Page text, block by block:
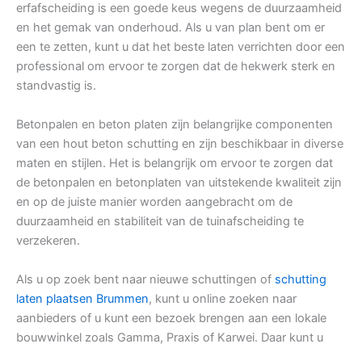
erfafscheiding is een goede keus wegens de duurzaamheid
en het gemak van onderhoud. Als u van plan bent om er
een te zetten, kunt u dat het beste laten verrichten door een
professional om ervoor te zorgen dat de hekwerk sterk en
standvastig is.
Betonpalen en beton platen zijn belangrijke componenten
van een hout beton schutting en zijn beschikbaar in diverse
maten en stijlen. Het is belangrijk om ervoor te zorgen dat
de betonpalen en betonplaten van uitstekende kwaliteit zijn
en op de juiste manier worden aangebracht om de
duurzaamheid en stabiliteit van de tuinafscheiding te
verzekeren.
Als u op zoek bent naar nieuwe schuttingen of schutting
laten plaatsen Brummen, kunt u online zoeken naar
aanbieders of u kunt een bezoek brengen aan een lokale
bouwwinkel zoals Gamma, Praxis of Karwei. Daar kunt u